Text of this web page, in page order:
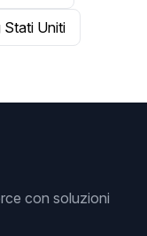
Stati Uniti
con soluzioni